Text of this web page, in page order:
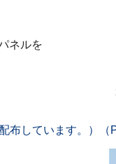
ネルを
しています。）（